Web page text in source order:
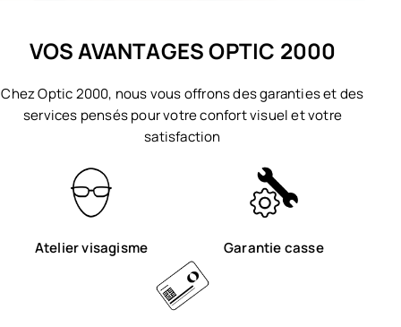
VOS AVANTAGES OPTIC 2000
Chez Optic 2000, nous vous offrons des garanties et des
services pensés pour votre confort visuel et votre
satisfaction
Atelier visagisme Garantie casse